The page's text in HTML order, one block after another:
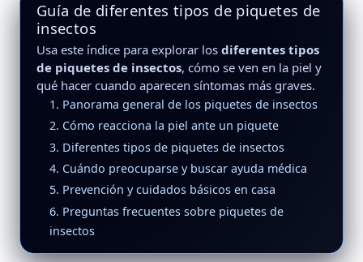
Guía de diferentes tipos de piquetes de
insectos
Usa este índice para explorar los diferentes tipos
de piquetes de insectos, cómo se ven en la piel y
qué hacer cuando aparecen síntomas más graves.
1. Panorama general de los piquetes de insectos
2. Cómo reacciona la piel ante un piquete
3. Diferentes tipos de piquetes de insectos
4. Cuándo preocuparse y buscar ayuda médica
5. Prevención y cuidados básicos en casa
6. Preguntas frecuentes sobre piquetes de
insectos